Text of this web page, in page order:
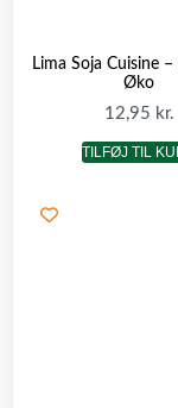
Lima Soja Cuisine
Øko
12,95 kr.
TILFØJ TIL